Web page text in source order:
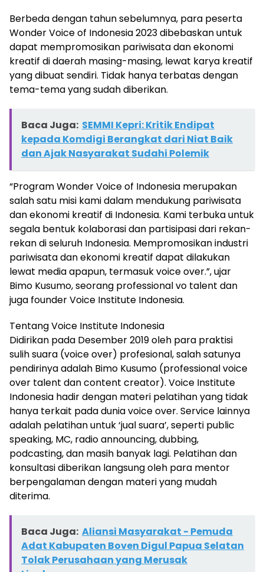
Berbeda dengan tahun sebelumnya, para peserta
Wonder Voice of Indonesia 2023 dibebaskan untuk
dapat mempromosikan pariwisata dan ekonomi
kreatif di daerah masing-masing, lewat karya kreatif
yang dibuat sendiri. Tidak hanya terbatas dengan
tema-tema yang sudah diberikan.
Baca Juga: SEMMI Kepri: Kritik Endipat
kepada Komdigi Berangkat dari Niat Baik
dan Ajak Nasyarakat Sudahi Polemik
“Program Wonder Voice of Indonesia merupakan
salah satu misi kami dalam mendukung pariwisata
dan ekonomi kreatif di Indonesia. Kami terbuka untuk
segala bentuk kolaborasi dan partisipasi dari rekan-
rekan di seluruh Indonesia. Mempromosikan industri
pariwisata dan ekonomi kreatif dapat dilakukan
lewat media apapun, termasuk voice over.”, ujar
Bimo Kusumo, seorang professional vo talent dan
juga founder Voice Institute Indonesia.
Tentang Voice Institute Indonesia
Didirikan pada Desember 2019 oleh para praktisi
sulih suara (voice over) profesional, salah satunya
pendirinya adalah Bimo Kusumo (professional voice
over talent dan content creator). Voice Institute
Indonesia hadir dengan materi pelatihan yang tidak
hanya terkait pada dunia voice over. Service lainnya
adalah pelatihan untuk ‘jual suara’, seperti public
speaking, MC, radio announcing, dubbing,
podcasting, dan masih banyak lagi. Pelatihan dan
konsultasi diberikan langsung oleh para mentor
berpengalaman dengan materi yang mudah
diterima.
Baca Juga: Aliansi Masyarakat - Pemuda
Adat Kabupaten Boven Digul Papua Selatan
Tolak Perusahaan yang Merusak